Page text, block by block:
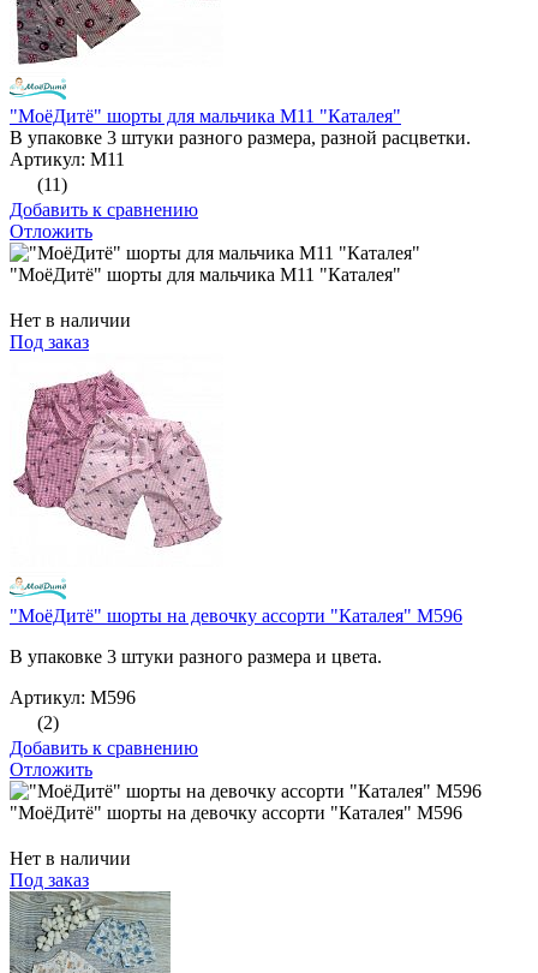
"МоёДитё" шорты для мальчика М11 "Каталея"
В упаковке 3 штуки разного размера, разной расцветки.
Артикул: М11
(11)
Добавить к сравнению
Отложить
"МоёДитё" шорты для мальчика М11 "Каталея"
Нет в наличии
Под заказ
"МоёДитё" шорты на девочку ассорти "Каталея" М596
В упаковке 3 штуки разного размера и цвета.
Артикул: М596
(2)
Добавить к сравнению
Отложить
"МоёДитё" шорты на девочку ассорти "Каталея" М596
Нет в наличии
Под заказ